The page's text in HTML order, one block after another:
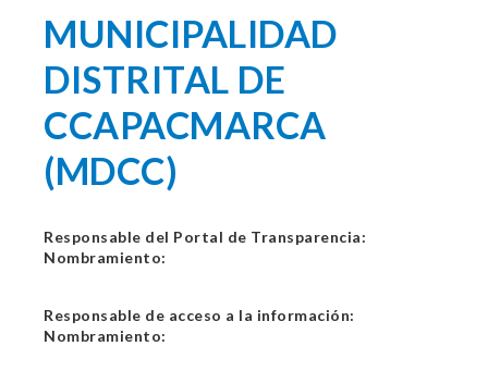
MUNICIPALIDAD
DISTRITAL DE
CCAPACMARCA
(MDCC)
Responsable del Portal de Transparencia:
Nombramiento:
Responsable de acceso a la información:
Nombramiento: